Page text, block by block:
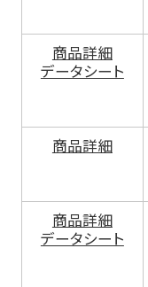
商品詳細
データシート
商品詳細
商品詳細
データシート